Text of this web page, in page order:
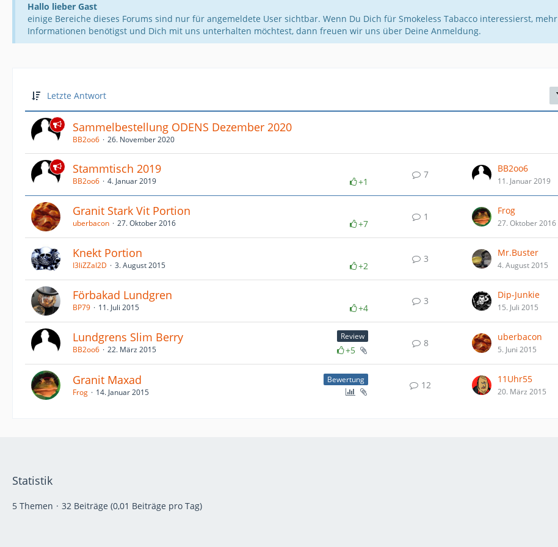
Hallo lieber Gast
einige Bereiche dieses Forums sind nur für angemeldete User sichtbar. Wenn Du Dich für Smokeless Tabacco interessierst, mehr
Informationen benötigst und Dich mit uns unterhalten möchtest, dann freuen wir uns über Deine Anmeldung.
Letzte Antwort
Sammelbestellung ODENS Dezember 2020
BB2oo6 26. November 2020
Stammtisch 2019
+1
BB2oo6 4. Januar 2019
7
BB2oo6
11. Januar 2019
Granit Stark Vit Portion
+7
uberbacon 27. Oktober 2016
1
Frog
27. Oktober 2016
Knekt Portion
+2
I3liZZaI2D 3. August 2015
3
Mr.Buster
4. August 2015
Förbakad Lundgren
+4
BP79 11. Juli 2015
3
Dip-Junkie
15. Juli 2015
Review
Lundgrens Slim Berry
+5
BB2oo6 22. März 2015
8
uberbacon
5. Juni 2015
Bewertung
Granit Maxad
Frog 14. Januar 2015
12
11Uhr55
20. März 2015
Statistik
5 Themen 32 Beiträge (0,01 Beiträge pro Tag)